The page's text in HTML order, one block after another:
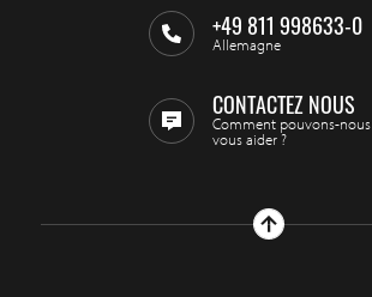
+49 811 998633-0
Allemagne
CONTACTEZ NOUS
Comment pouvons-nous
vous aider ?